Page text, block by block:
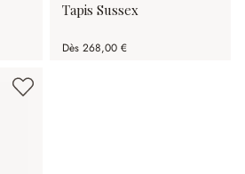
Tapis Sussex
Dès 268,00 €